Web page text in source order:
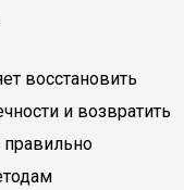
восстановить
и возвратить